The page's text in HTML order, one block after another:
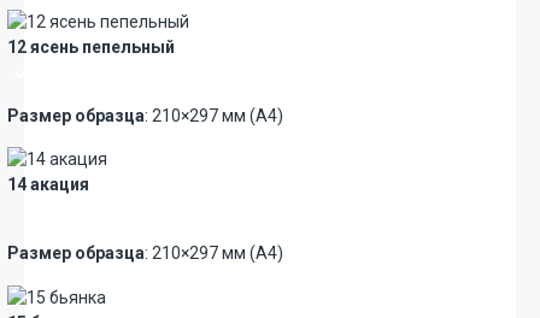
12 ясень пепельный
Размер образца: 210×297 мм (А4)
14 акация
Размер образца: 210×297 мм (А4)